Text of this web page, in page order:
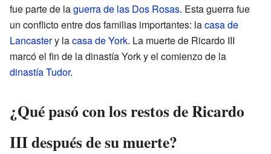
fue parte de laguerra de las Dos Rosas. Esta guerra fue
un conflicto entre dos familias importantes: lacasa de
Lancastery lacasa de York. La muerte de Ricardo III
marcó el fin de la dinastía York y el comienzo de la
dinastía Tudor.
¿Qué pasó con los restos de Ricardo
III después de su muerte?